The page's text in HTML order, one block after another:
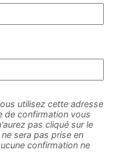
utilisez cette adresse
de confirmation vous
pas cliqué sur le
sera pas prise en
confirmation ne